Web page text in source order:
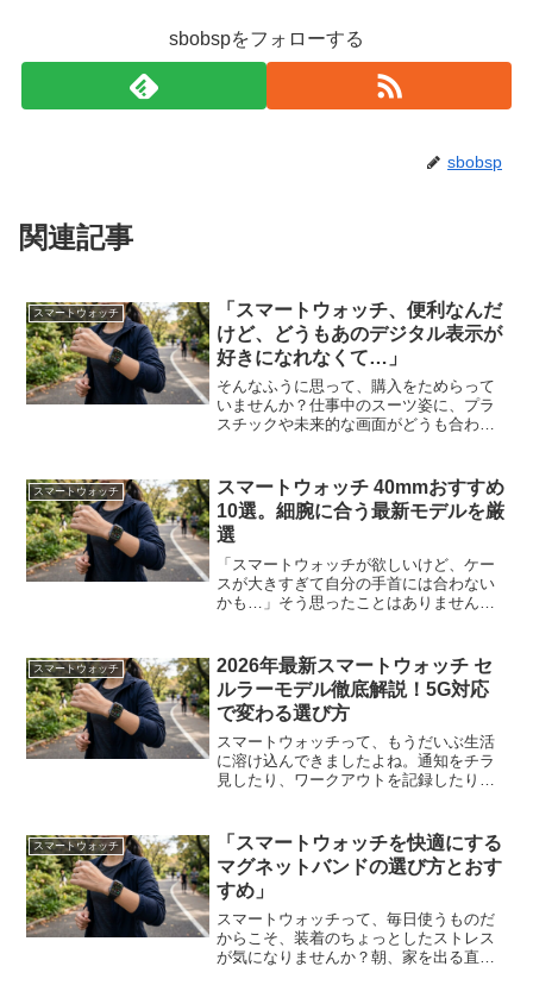
sbobspをフォローする
sbobsp
関連記事
スマートウォッチ
「スマートウォッチ、便利なんだ
けど、どうもあのデジタル表示が
好きになれなくて…」
そんなふうに思って、購入をためらって
いませんか？仕事中のスーツ姿に、プラ
スチックや未来的な画面がどうも合わな
と残念ですよね。でも大丈夫。実は今、
「機能はスマート、見た目...
スマートウォッチ
スマートウォッチ 40mmおすすめ
10選。細腕に合う最新モデルを厳
選
「スマートウォッチが欲しいけど、ケー
スが大きすぎて自分の手首には合わない
かも…」そう思ったことはありません
は、見た目のバランスが悪くなるだけで
なく、服の袖に引っかか...
スマートウォッチ
2026年最新スマートウォッチ セ
ルラーモデル徹底解説！5G対応
で変わる選び方
スマートウォッチって、もうだいぶ生活
に溶け込んできましたよね。通知をチラ
見したり、ワークアウトを記録したり。
る。それがセルラーモデルの魔力です。
2026年は特にエキサイテ...
スマートウォッチ
「スマートウォッチを快適にする
マグネットバンドの選び方とおす
すめ」
スマートウォッチって、毎日使うものだ
からこそ、装着のちょっとしたストレス
が気になりませんか？朝、家を出る直前